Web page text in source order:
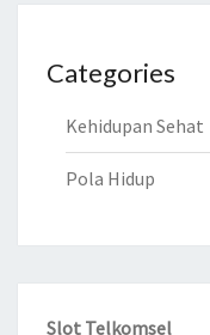
Categories
Kehidupan Sehat
Pola Hidup
Slot Telkomsel